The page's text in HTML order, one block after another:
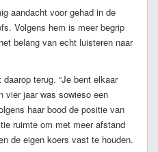
aandacht voor gehad in de
Volgens hem is meer begrip
belang van echt luisteren naar
terug. “Je bent elkaar
vier jaar was sowieso een
haar bood de positie van
ruimte om met meer afstand
de eigen koers vast te houden.